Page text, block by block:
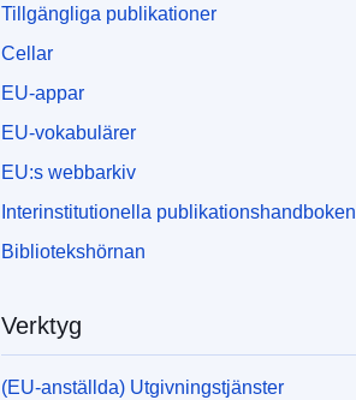
Tillgängliga publikationer
Cellar
EU-appar
EU-vokabulärer
EU:s webbarkiv
Interinstitutionella publikationshandboken
Bibliotekshörnan
Verktyg
(EU-anställda) Utgivningstjänster